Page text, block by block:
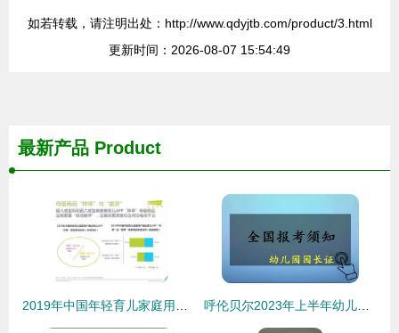
如若转载，请注明出处：http://www.qdyjtb.com/product/3.html
更新时间：2026-08-07 15:54:49
最新产品 Product